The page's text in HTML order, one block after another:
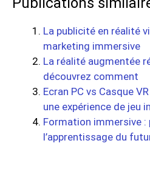
La publicité en réalité
marketing immersive
La réalité augmentée
découvrez comment
Ecran PC vs Casque
une expérience de jeu
Formation immersive
l’apprentissage du